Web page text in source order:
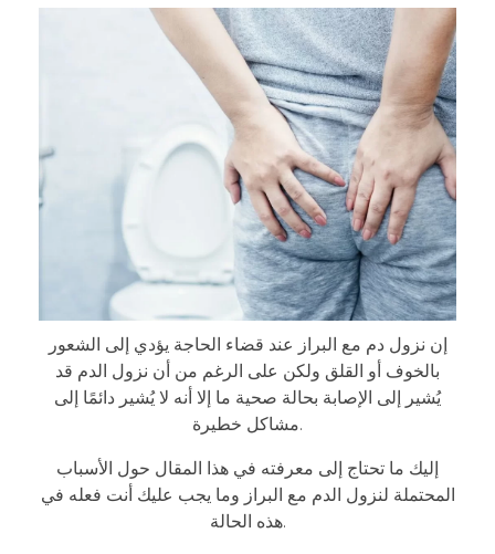
إن نزول دم مع البراز عند قضاء الحاجة يؤدي إلى الشعور
بالخوف أو القلق ولكن على الرغم من أن نزول الدم قد
يُشير إلى الإصابة بحالة صحية ما إلا أنه لا يُشير دائمًا إلى
مشاكل خطيرة.
إليك ما تحتاج إلى معرفته في هذا المقال حول الأسباب
المحتملة لنزول الدم مع البراز وما يجب عليك أنت فعله في
هذه الحالة.